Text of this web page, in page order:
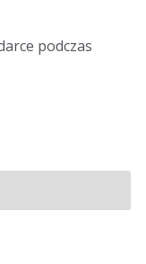
podczas